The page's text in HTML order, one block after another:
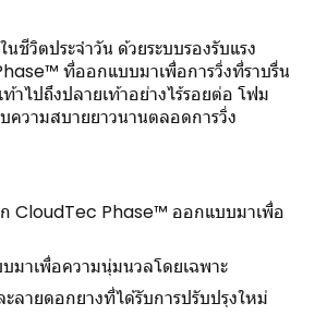
ชีวิตประจำวัน ด้วยระบบรองรับแรง
ที่ออกแบบมาเพื่อการวิ่งที่ราบรื่น
าไปถึงปลายเท้าอย่างไร้รอยต่อ โฟม
วามสบายยาวนานตลอดการวิ่ง
ก CloudTec Phase™ ออกแบบมาเพื่อ
าเพื่อความนุ่มนวลโดยเฉพาะ
ลายดอกยางที่ได้รับการปรับปรุงใหม่